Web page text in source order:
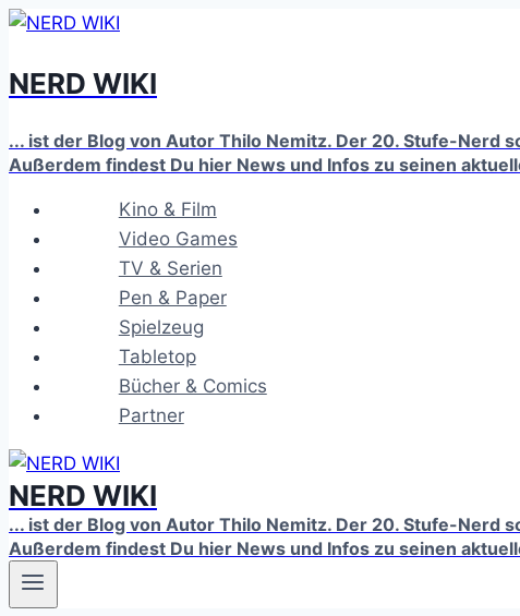
Zum
springen
NERD WIKI
... ist der Blog von Autor Thilo Nemitz. Der 20. Stufe-Nerd
Außerdem findest Du hier News und Infos zu seinen
Kino & Film
Video Games
TV & Serien
Pen & Paper
Spielzeug
Tabletop
Bücher & Comics
Partner
NERD WIKI
... ist der Blog von Autor Thilo Nemitz. Der 20. Stufe-Nerd
Außerdem findest Du hier News und Infos zu seinen